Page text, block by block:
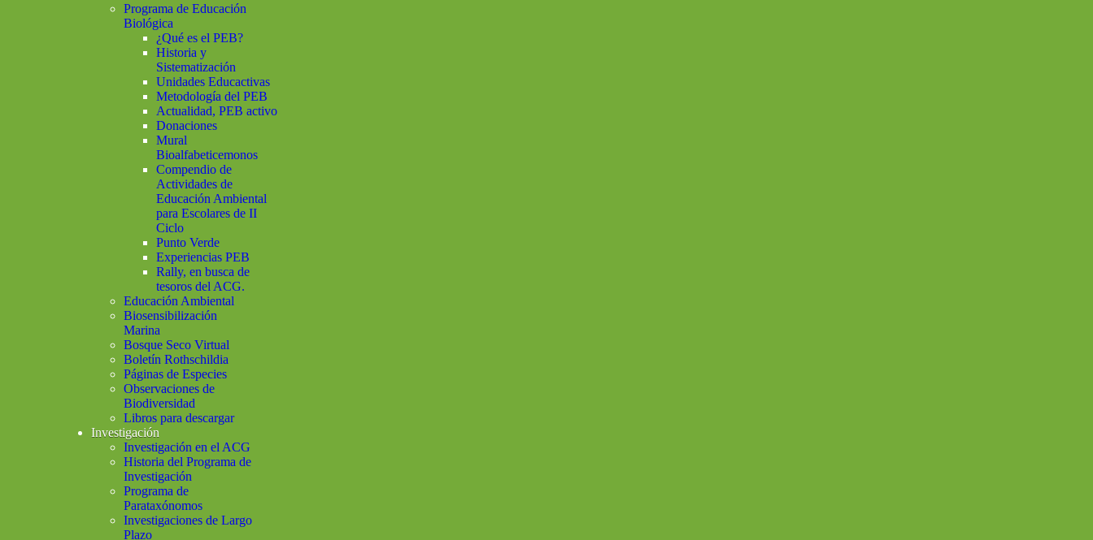
Programa de Educación
Biológica
¿Qué es el PEB?
Historia y
Sistematización
Unidades Educactivas
Metodología del PEB
Actualidad, PEB activo
Donaciones
Mural
Bioalfabeticemonos
Compendio de
Actividades de
Educación Ambiental
para Escolares de II
Ciclo
Punto Verde
Experiencias PEB
Rally, en busca de
tesoros del ACG.
Educación Ambiental
Biosensibilización
Marina
Bosque Seco Virtual
Boletín Rothschildia
Páginas de Especies
Observaciones de
Biodiversidad
Libros para descargar
Investigación
Investigación en el ACG
Historia del Programa de
Investigación
Programa de
Parataxónomos
Investigaciones de Largo
Plazo